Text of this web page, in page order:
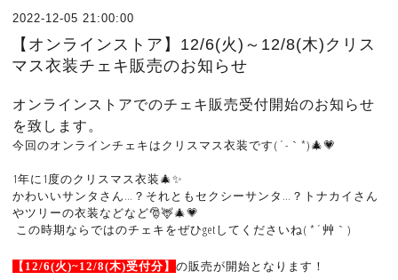
2022-12-05 21:00:00
【オンラインストア】12/6(火)～12/8(木)クリス
マス衣装チェキ販売のお知らせ
オンラインストアでのチェキ販売受付開始のお知らせ
を致します。
今回のオンラインチェキはクリスマス衣装です(´-｀*)🎄💗
1年に1度のクリスマス衣装🎄✨
かわいいサンタさん…？それともセクシーサンタ…？トナカイさん
やツリーの衣装などなど🎅🦌🎄💗
この時期ならではのチェキをぜひgetしてくださいね( *´艸｀)
【12/6(火)~12/8(木)受付分】の販売が開始となります！